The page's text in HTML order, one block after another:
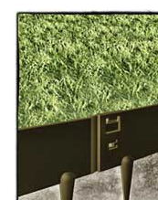
Kratochvílova
Labem
Rozhledna Luž
Vyhlídka Terezínka
Rozhledna Vrchbělá
Vyhlídka Triangl u
Masarykova věž